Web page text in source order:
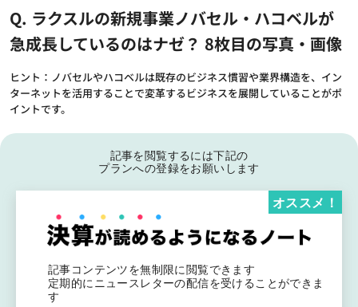
Q. ラクスルの新規事業ノバセル・ハコベルが
急成長しているのはナゼ？ 8枚目の写真・画像
ヒント：ノバセルやハコベルは既存のビジネス慣習や業界構造を、イン
ターネットを活用することで変革するビジネスを展開していることがポ
イントです。
記事を閲覧するには下記の
プランへの登録をお願いします
記事コンテンツを無制限に閲覧できます
定期的にニュースレターの配信を受けることができま
す
オススメ！